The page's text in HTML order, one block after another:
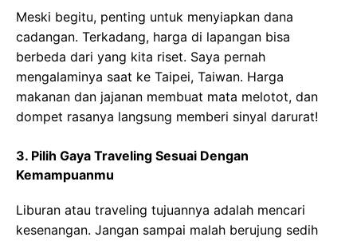
Meski begitu, penting untuk menyiapkan dana
cadangan. Terkadang, harga di lapangan bisa
berbeda dari yang kita riset. Saya pernah
mengalaminya saat ke Taipei, Taiwan. Harga
makanan dan jajanan membuat mata melotot, dan
dompet rasanya langsung memberi sinyal darurat!
3. Pilih Gaya Traveling Sesuai Dengan
Kemampuanmu
Liburan atau traveling tujuannya adalah mencari
kesenangan. Jangan sampai malah berujung sedih